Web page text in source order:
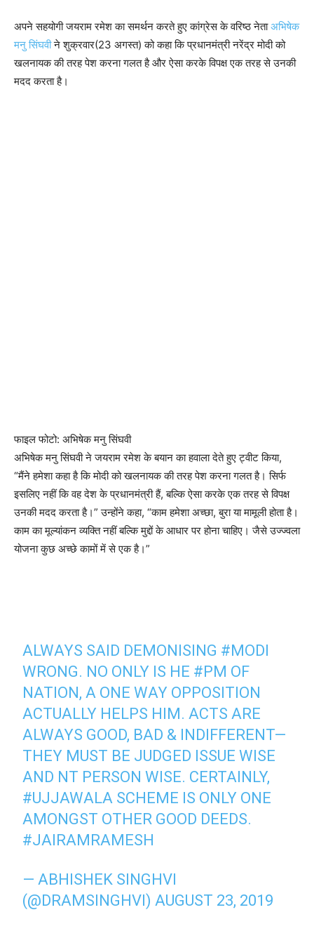
अपने सहयोगी जयराम रमेश का समर्थन करते हुए कांग्रेस के वरिष्ठ नेताअभिषेक
मनु सिंघवीने शुक्रवार(23 अगस्त) को कहा कि प्रधानमंत्री नरेंद्र मोदी को
खलनायक की तरह पेश करना गलत है और ऐसा करके विपक्ष एक तरह से उनकी
मदद करता है।
फाइल फोटो: अभिषेक मनु सिंघवी
अभिषेक मनु सिंघवी ने जयराम रमेश के बयान का हवाला देते हुए ट्वीट किया,
“मैंने हमेशा कहा है कि मोदी को खलनायक की तरह पेश करना गलत है। सिर्फ
इसलिए नहीं कि वह देश के प्रधानमंत्री हैं, बल्कि ऐसा करके एक तरह से विपक्ष
उनकी मदद करता है।” उन्होंने कहा, “काम हमेशा अच्छा, बुरा या मामूली होता है।
काम का मूल्यांकन व्यक्ति नहीं बल्कि मुद्दों के आधार पर होना चाहिए। जैसे उज्ज्वला
योजना कुछ अच्छे कामों में से एक है।”
ALWAYS SAID DEMONISING #MODI
WRONG. NO ONLY IS HE #PM OF
NATION, A ONE WAY OPPOSITION
ACTUALLY HELPS HIM. ACTS ARE
ALWAYS GOOD, BAD & INDIFFERENT—
THEY MUST BE JUDGED ISSUE WISE
AND NT PERSON WISE. CERTAINLY,
#UJJAWALA SCHEME IS ONLY ONE
AMONGST OTHER GOOD DEEDS.
#JAIRAMRAMESH
— ABHISHEK SINGHVI
(@DRAMSINGHVI)AUGUST 23, 2019